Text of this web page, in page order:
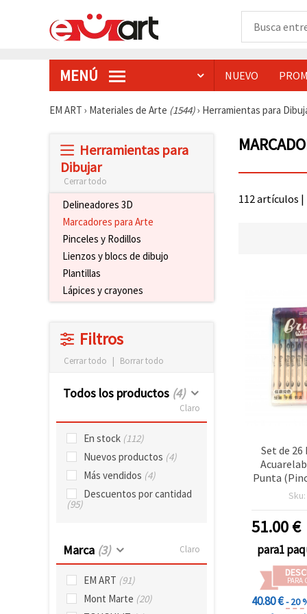
MENÚ NUEVO
EM ART › Materiales de Arte (1544)› Herramientas para
Herramientas para
Dibujar
Cerrar todo
Delineadores 3D
Marcadores para Arte
Pinceles y Rodillos
Lienzos y blocs de dibujo
Plantillas
Lápices y crayones
Filtros
Cerrar todo | Borrar todo
Todos los productos (4)
Claro
En stock (112)
Nuevos productos (4)
Más vendidos (4)
Descuentos por cantidad
(95)
Marca (3) Claro
EM ART (91)
Mont Marte (20)
112 artículos |
Set de
Punta
-
Sku:
51.00€
para1
PARA
40.80 €- 20